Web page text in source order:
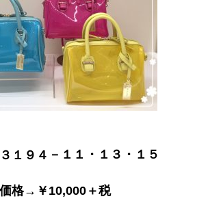
１９４ －１１・１３・１５
価格→￥10,000＋税